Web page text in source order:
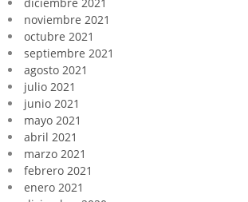
diciembre 2021
noviembre 2021
octubre 2021
septiembre 2021
agosto 2021
julio 2021
junio 2021
mayo 2021
abril 2021
marzo 2021
febrero 2021
enero 2021